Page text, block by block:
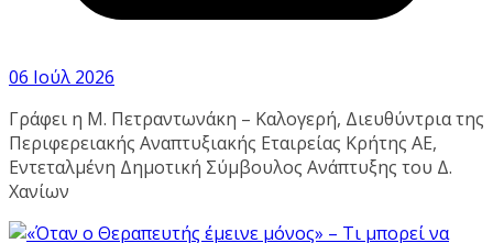
06 Ιούλ 2026
Γράφει η Μ. Πετραντωνάκη – Καλογερή, Διευθύντρια της
Περιφερειακής Αναπτυξιακής Εταιρείας Κρήτης ΑΕ,
Εντεταλμένη Δημοτική Σύμβουλος Ανάπτυξης του Δ.
Χανίων